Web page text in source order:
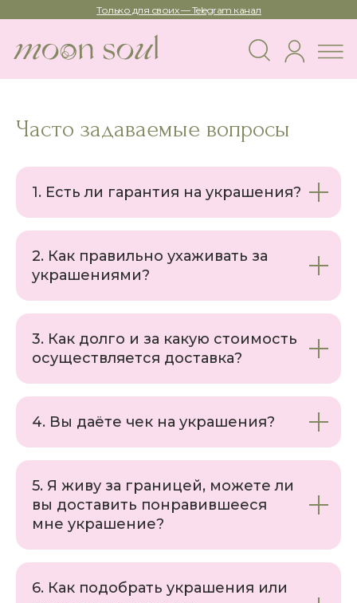
Только для своих — Telegram канал
Часто задаваемые вопросы
1. Есть ли гарантия на украшения?
2. Как правильно ухаживать за
украшениями?
3. Как долго и за какую стоимость
осуществляется доставка?
4. Вы даёте чек на украшения?
5. Я живу за границей, можете ли
вы доставить понравившееся
мне украшение?
6. Как подобрать украшения или